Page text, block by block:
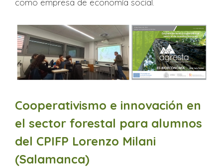
como empresa de economía social.
Cooperativismo e innovación en
el sector forestal para alumnos
del CPIFP Lorenzo Milani
(Salamanca)